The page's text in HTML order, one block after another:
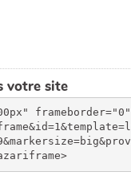
votre site